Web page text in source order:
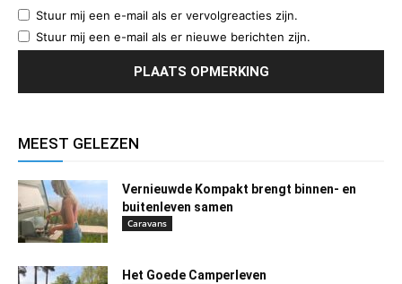
Stuur mij een e-mail als er vervolgreacties zijn.
Stuur mij een e-mail als er nieuwe berichten zijn.
MEEST GELEZEN
Vernieuwde Kompakt brengt binnen- en
buitenleven samen
Caravans
Het Goede Camperleven